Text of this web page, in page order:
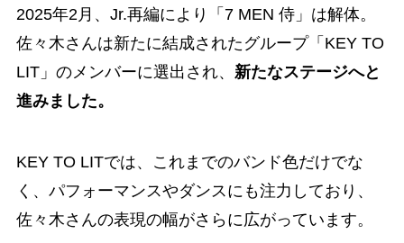
2025年2月、Jr.再編により「7 MEN 侍」は解体。
佐々木さんは新たに結成されたグループ「KEY TO
LIT」のメンバーに選出され、 新たなステージへと
進みました。
KEY TO LITでは、これまでのバンド色だけでな
く、パフォーマンスやダンスにも注力しており、
佐々木さんの表現の幅がさらに広がっています。